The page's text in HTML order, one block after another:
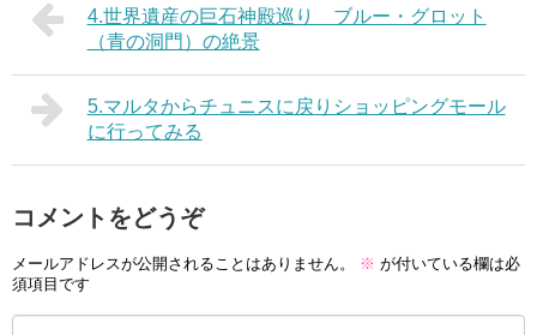
4.世界遺産の巨石神殿巡り ブルー・グロット
（青の洞門）の絶景
5.マルタからチュニスに戻りショッピングモール
に行ってみる
コメントをどうぞ
メールアドレスが公開されることはありません。 ※ が付いている欄は必
須項目です